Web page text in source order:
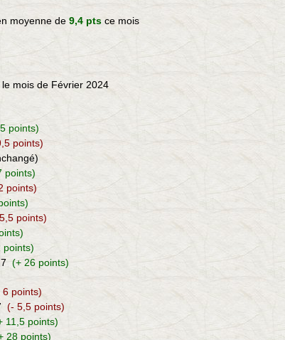
moyenne de 9,4 pts ce mois
mois de Février 2024
points)
points)
points)
points)
points)
points)
(+ 26 points)
6 points)
(- 5,5 points)
11,5 points)
28 points)